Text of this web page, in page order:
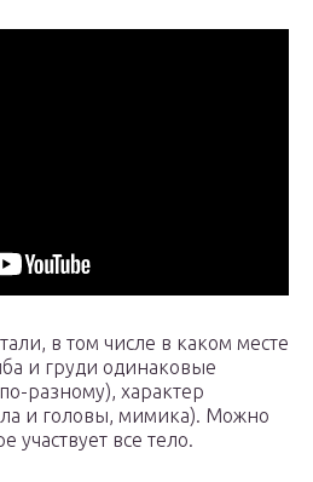
в том числе в каком месте
и груди одинаковые
разному), характер
и головы, мимика). Можно
участвует все тело.